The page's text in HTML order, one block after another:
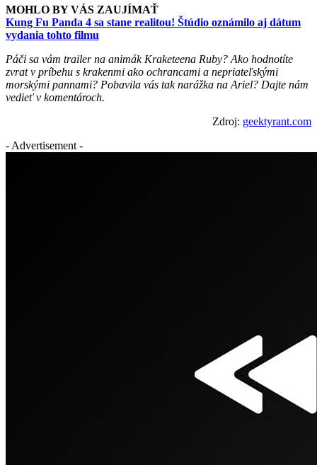
MOHLO BY VÁS ZAUJÍMAŤ
Kung Fu Panda 4 sa stane realitou! Štúdio oznámilo aj dátum
vydania tohto filmu
Páči sa vám trailer na animák Kraketeena Ruby? Ako hodnotíte
zvrat v príbehu s krakenmi ako ochrancami a nepriateľskými
morskými pannami? Pobavila vás tak narážka na Ariel? Dajte nám
vedieť v komentároch.
Zdroj: geektyrant.com
- Advertisement -